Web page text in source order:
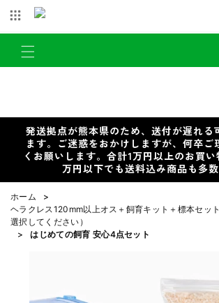
ンツに
発送拠点が熊本県のため、送付が遅れる
ます。ご迷惑をおかけしますが、何卒ご
くお願いします。合計1万円以上のお買
万円以下でも送料込み商品も多数
ホーム
>
ヘラクレス120mm以上オス＋飼育キット＋標本セッ
選択してください）
>
はじめての飼育 安心4点セット